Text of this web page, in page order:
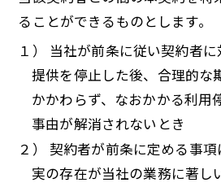
ることができるものとします。
１） 当社が前条に従い契約者
提供を停止した後、合理的な
かかわらず、なおかかる利用
事由が解消されないとき
２） 契約者が前条に定める事
実の存在が当社の業務に著し